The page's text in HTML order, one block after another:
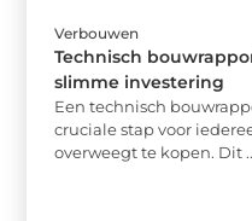
Verbouwen
Technisch
slimme investering
Een technisch
cruciale stap voor
overweegt te kopen. Dit